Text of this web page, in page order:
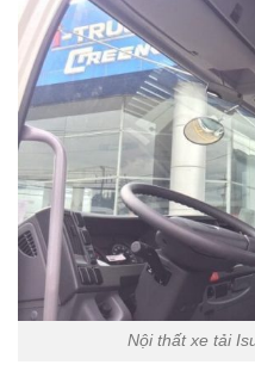
Nội thất xe tải